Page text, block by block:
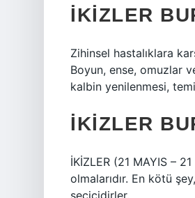
İKIZLER
Zihinsel hastalıklara
Boyun, ense, omuzlar
kalbin yenilenmesi,
İKIZLER
İKİZLER (21 MAYIS –
olmalarıdır. En kötü
seçicidirler.